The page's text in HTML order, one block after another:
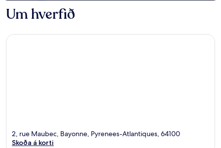
Um hverfið
2, rue Maubec, Bayonne, Pyrenees-Atlantiques, 64100
Skoða á korti